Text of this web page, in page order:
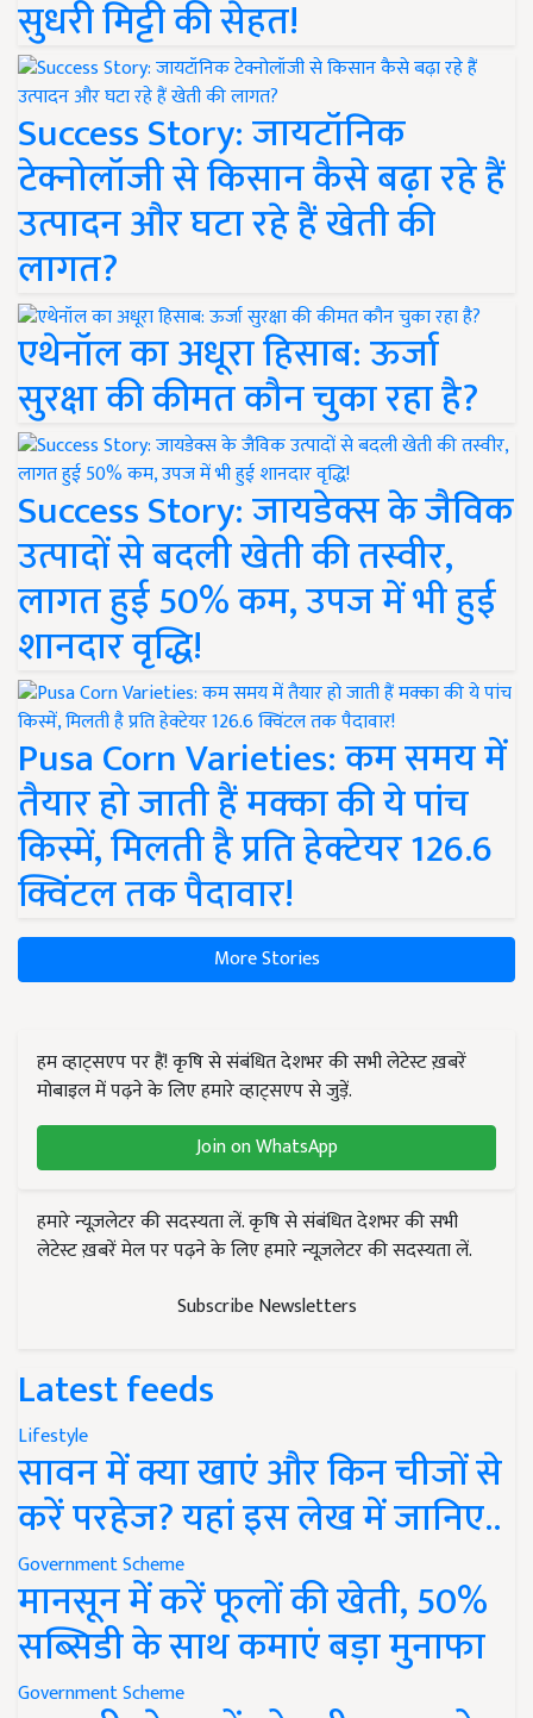
सुधरी मिट्टी की सेहत!
Success Story: जायटॉनिक
टेक्नोलॉजी से किसान कैसे बढ़ा रहे हैं
उत्पादन और घटा रहे हैं खेती की
लागत?
एथेनॉल का अधूरा हिसाब: ऊर्जा
सुरक्षा की कीमत कौन चुका रहा है?
Success Story: जायडेक्स के जैविक
उत्पादों से बदली खेती की तस्वीर,
लागत हुई 50% कम, उपज में भी हुई
शानदार वृद्धि!
Pusa Corn Varieties: कम समय में
तैयार हो जाती हैं मक्का की ये पांच
किस्में, मिलती है प्रति हेक्टेयर 126.6
क्विंटल तक पैदावार!
More Stories
हम व्हाट्सएप पर हैं! कृषि से संबंधित देशभर की सभी लेटेस्ट ख़बरें
मोबाइल में पढ़ने के लिए हमारे व्हाट्सएप से जुड़ें.
Join on WhatsApp
हमारे न्यूज़लेटर की सदस्यता लें. कृषि से संबंधित देशभर की सभी
लेटेस्ट ख़बरें मेल पर पढ़ने के लिए हमारे न्यूज़लेटर की सदस्यता लें.
Subscribe Newsletters
Latest feeds
Lifestyle
सावन में क्या खाएं और किन चीजों से
करें परहेज? यहां इस लेख में जानिए..
Government Scheme
मानसून में करें फूलों की खेती, 50%
सब्सिडी के साथ कमाएं बड़ा मुनाफा
Government Scheme